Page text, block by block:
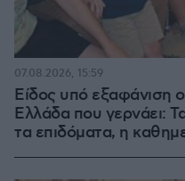
Είδος υπό εξαφάνιση
Ελλάδα που γερνάει:
τα επιδόματα, η
07.08.2026, 15:59